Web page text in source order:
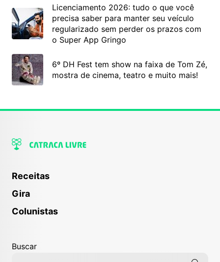
Licenciamento 2026: tudo o que você
precisa saber para manter seu veículo
regularizado sem perder os prazos com
o Super App Gringo
6º DH Fest tem show na faixa de Tom Zé,
mostra de cinema, teatro e muito mais!
Receitas
Gira
Colunistas
Buscar